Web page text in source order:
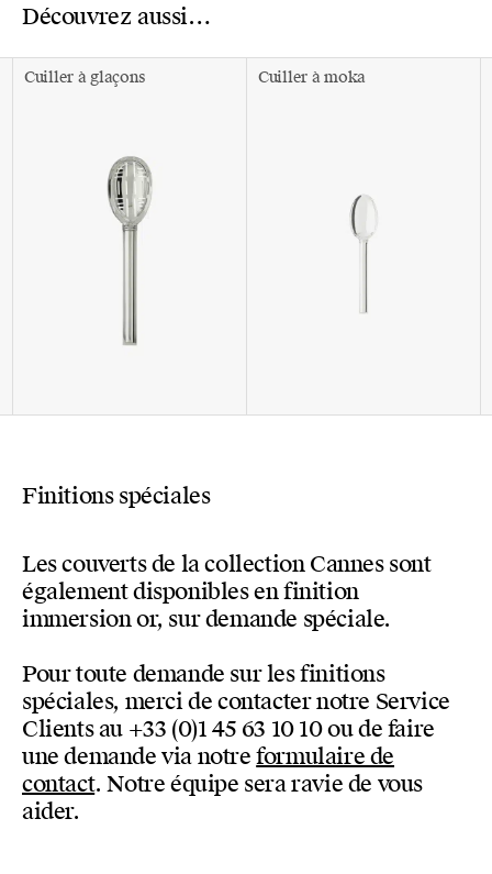
Découvrez aussi…
Cuiller à glaçons Cuiller à moka
Finitions spéciales
Les couverts de la collection Cannes sont
également disponibles en finition
immersion or, sur demande spéciale.
Pour toute demande sur les finitions
spéciales, merci de contacter notre Service
Clients au +33 (0)1 45 63 10 10 ou de faire
une demande via notreformulaire de
contact. Notre équipe sera ravie de vous
aider.